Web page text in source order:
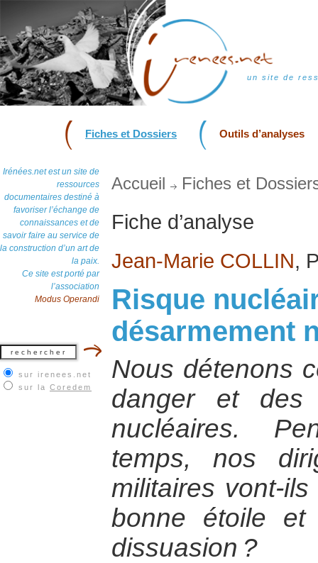
un site de
Fiches et Dossiers Outils d’analyses
Irénées.net est un site de
ressources
documentaires destiné à
favoriser l’échange de
connaissances et de
savoir faire au service de
la construction d’un art de
la paix.
Ce site est porté par
l’association
Modus Operandi
sur irenees.net
sur la Coredem
Accueil Fiches et
Fiche d’analyse
Jean-Marie COLLIN,
Risque
désarmement
Nous détenons
danger et des
nucléaires.
temps, nos
militaires vont-
bonne étoile
dissuasion ?